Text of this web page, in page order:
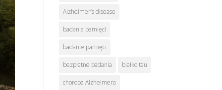
Alzheimer’s disease
badania pamięci
badanie pamięci
bezpłatne badania białko tau
choroba Alzheimera